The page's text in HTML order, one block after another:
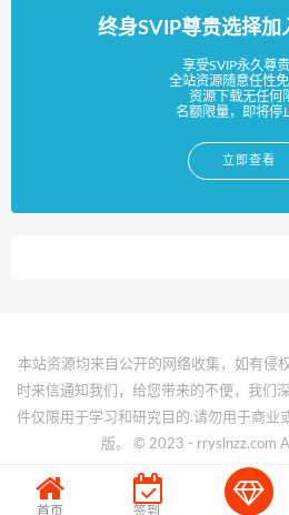
终身SVIP尊贵选择加
享受SVIP永久尊
全站资源随意任性
资源下载无任何
名额限量，即将停
立即查看
本站资源均来自公开的网络收集，如有侵
时来信通知我们，给您带来的不便，我们
件仅限用于学习和研究目的.请勿用于商业
版。 © 2023 - rryslnzz.com
首页 签到